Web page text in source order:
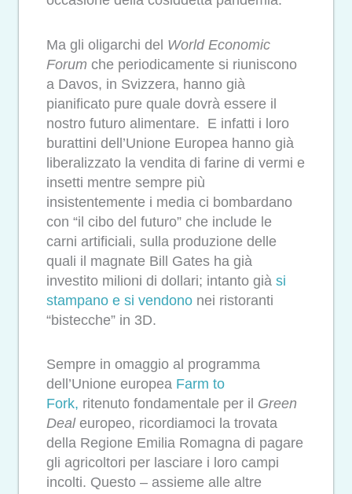
Ma gli oligarchi del World Economic
Forum che periodicamente si riuniscono
a Davos, in Svizzera, hanno già
pianificato pure quale dovrà essere il
nostro futuro alimentare. E infatti i loro
burattini dell’Unione Europea hanno già
liberalizzato la vendita di farine di vermi e
insetti mentre sempre più
insistentemente i media ci bombardano
con “il cibo del futuro” che include le
carni artificiali, sulla produzione delle
quali il magnate Bill Gates ha già
investito milioni di dollari; intanto già si
stampano e si vendono nei ristoranti
“bistecche” in 3D.
Sempre in omaggio al programma
dell’Unione europea Farm to
Fork, ritenuto fondamentale per il Green
Dealeuropeo, ricordiamoci la trovata
della Regione Emilia Romagna di pagare
gli agricoltori per lasciare i loro campi
incolti. Questo – assieme alle altre